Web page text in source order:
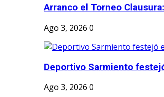
Arranco el Torneo
Ago 3, 2026 0
Deportivo Sarmiento
Ago 3, 2026 0